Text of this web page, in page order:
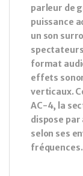
parleur de
puissance
un son
format
effets
verticaux.
AC-4, la
dispose
selon ses
fréquences.